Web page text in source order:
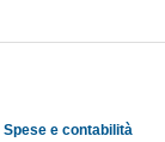
Spese e contabilità